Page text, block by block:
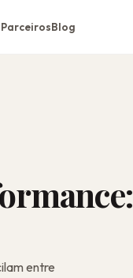
ParceirosBlog
entre